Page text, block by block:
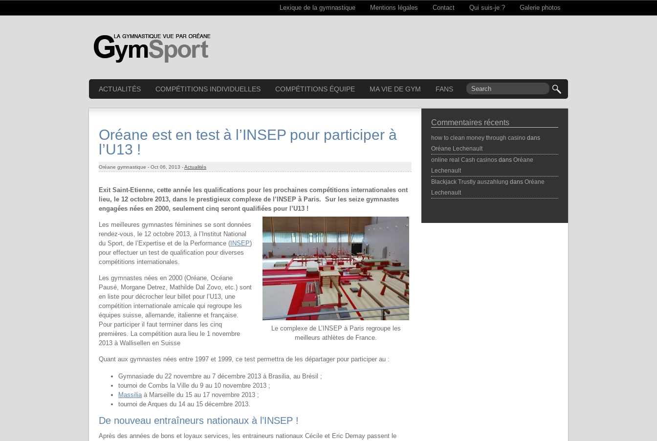
Lexique de la gymnastique Mentions légales Contact Qui suis-je ? Galerie photos
ACTUALITÉS COMPÉTITIONS INDIVIDUELLES COMPÉTITIONS ÉQUIPE MA VIE DE GYM FANS
Oréane est en test à l’INSEP pour participer à
l’U13 !
Oréane gymnastique - Oct 06, 2013 -Actualités
Exit Saint-Etienne, cette année les qualifications pour les prochaines compétitions internationales ont
lieu, le 12 octobre 2013, dans le prestigieux complexe de l’INSEP à Paris. Sur les seize gymnastes
engagées nées en 2000, seulement cinq seront qualifiées pour l’U13 !
Le complexe de L’INSEP à Paris regroupe les
meilleurs athlètes de France.
Les meilleures gymnastes féminines se sont données
rendez-vous, le 12 octobre 2013, à l’Institut National
du Sport, de l’Expertise et de la Performance ( INSEP)
pour effectuer un test de qualification pour diverses
compétitions internationales.
Les gymnastes nées en 2000 (Oréane, Océane
Pausé, Morgane Detrez, Mathilde Dal Zovo, etc.) sont
en liste pour décrocher leur billet pour l’U13, une
compétition internationale amicale qui regroupe les
équipes suisse, allemande, italienne et française.
Pour participer il faut terminer dans les cinq
premières. La compétition aura lieu le 1 novembre
2013 à Wallisellen en Suisse
Quant aux gymnastes nées entre 1997 et 1999, ce test permettra de les départager pour participer au :
Gymnasiade du 22 novembre au 7 décembre 2013 à Brasilia, au Brésil ;
tournoi de Combs la Ville du 9 au 10 novembre 2013 ;
Massiliaà Marseille du 15 au 17 novembre 2013 ;
tournoi de Arques du 14 au 15 décembre 2013.
De nouveau entraîneurs nationaux à l’INSEP !
Après des années de bons et loyaux services, les entraineurs nationaux Cécile et Eric Demay passent le
Commentaires récents
how to clean money through casino dans
Oréane Lechenault
online real Cash casinos dans Oréane
Lechenault
Blackjack Trustly auszahlung dans Oréane
Lechenault